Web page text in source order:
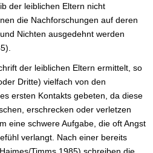
der leiblichen Eltern nicht
die Nachforschungen auf deren
Nichten ausgedehnt werden
der leiblichen Eltern ermittelt, so
Dritte) vielfach von den
ersten Kontakts gebeten, da diese
erschrecken oder verletzen
eine schwere Aufgabe, die oft Angst
verlangt. Nach einer bereits
Timms 1985) schreiben die